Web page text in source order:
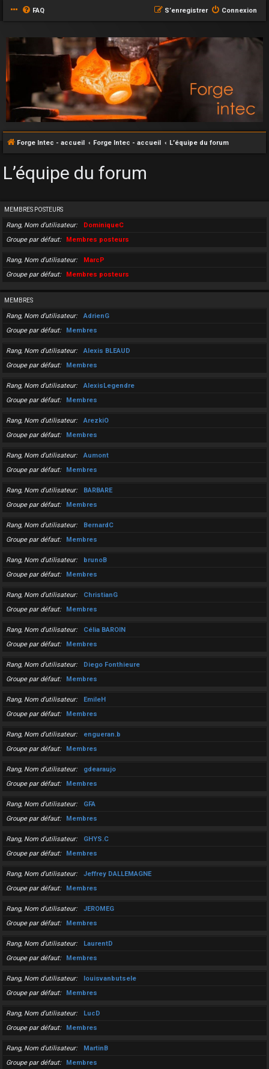
FAQ Connexion
S’enregistrer
Forge Intec - accueil Forge Intec - accueil L’équipe du forum
L’équipe du forum
MEMBRES POSTEURS
Rang, Nom d’utilisateur
DominiqueC
Groupe par défaut
Membres posteurs
Rang, Nom d’utilisateur
MarcP
Groupe par défaut
Membres posteurs
MEMBRES
Rang, Nom d’utilisateur
AdrienG
Groupe par défaut
Membres
Rang, Nom d’utilisateur
Alexis BLEAUD
Groupe par défaut
Membres
Rang, Nom d’utilisateur
AlexisLegendre
Groupe par défaut
Membres
Rang, Nom d’utilisateur
ArezkiO
Groupe par défaut
Membres
Rang, Nom d’utilisateur
Aumont
Groupe par défaut
Membres
Rang, Nom d’utilisateur
BARBARE
Groupe par défaut
Membres
Rang, Nom d’utilisateur
BernardC
Groupe par défaut
Membres
Rang, Nom d’utilisateur
brunoB
Groupe par défaut
Membres
Rang, Nom d’utilisateur
ChristianG
Groupe par défaut
Membres
Rang, Nom d’utilisateur
Célia BAROIN
Groupe par défaut
Membres
Rang, Nom d’utilisateur
Diego Fonthieure
Groupe par défaut
Membres
Rang, Nom d’utilisateur
EmileH
Groupe par défaut
Membres
Rang, Nom d’utilisateur
engueran.b
Groupe par défaut
Membres
Rang, Nom d’utilisateur
gdearaujo
Groupe par défaut
Membres
Rang, Nom d’utilisateur
GFA
Groupe par défaut
Membres
Rang, Nom d’utilisateur
GHYS.C
Groupe par défaut
Membres
Rang, Nom d’utilisateur
Jeffrey DALLEMAGNE
Groupe par défaut
Membres
Rang, Nom d’utilisateur
JEROMEG
Groupe par défaut
Membres
Rang, Nom d’utilisateur
LaurentD
Groupe par défaut
Membres
Rang, Nom d’utilisateur
louisvanbutsele
Groupe par défaut
Membres
Rang, Nom d’utilisateur
LucD
Groupe par défaut
Membres
Rang, Nom d’utilisateur
MartinB
Groupe par défaut
Membres